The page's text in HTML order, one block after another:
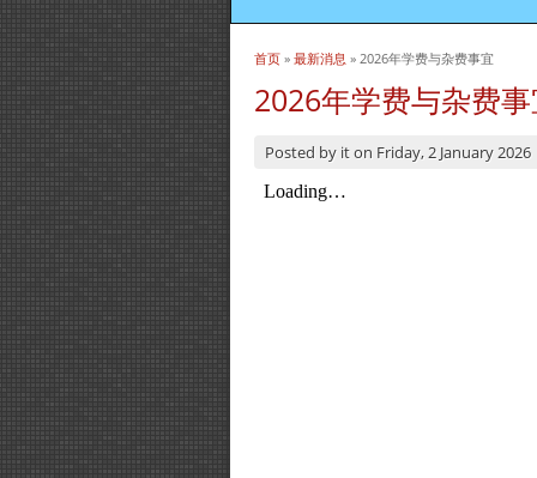
当前位置
首页 » 最新消息 » 2026年学费与杂费事宜
2026年学费与杂费
Posted by iton Friday, 2 January 2026